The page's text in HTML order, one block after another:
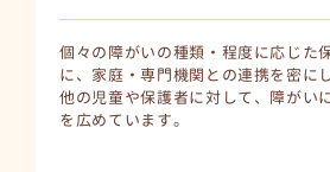
個々の障がいの種類・程度に応じた
に、家庭・専門機関との連携を密に
他の児童や保護者に対して、障がい
を広めています。